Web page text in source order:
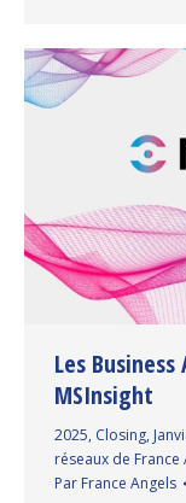
Les
MSInsight
2025, Closing,
réseaux de France
Par France Angels